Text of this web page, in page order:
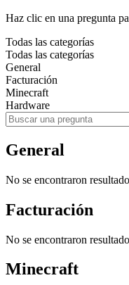
Haz clic en una pregunta
Todas las categorías
Todas las categorías
General
Facturación
Minecraft
Hardware
General
No se encontraron
Facturación
No se encontraron
Minecraft